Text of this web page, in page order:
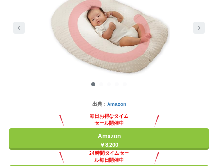
出典： Amazon
毎日お得なタイム
セール開催中
Amazon
￥8,200
24時間タイムセー
ル毎日開催中